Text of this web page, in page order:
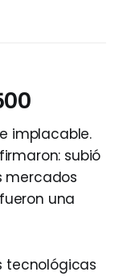
implacable.
subió
mercados
una
tecnológicas